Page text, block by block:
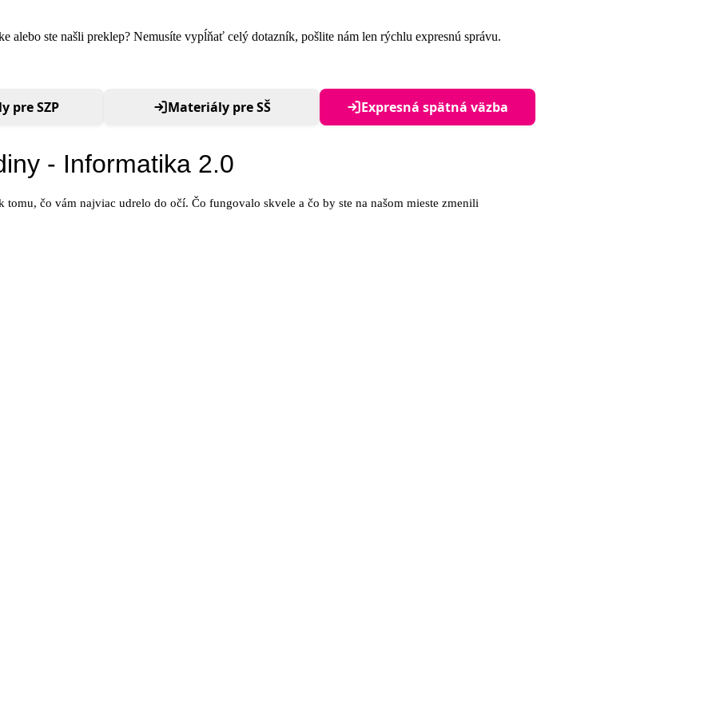
alebo ste našli preklep? Nemusíte vypĺňať celý dotazník, pošlite nám len rýchlu expresnú správu.
pre SZP Materiály pre SŠ Expresná spätná väzba